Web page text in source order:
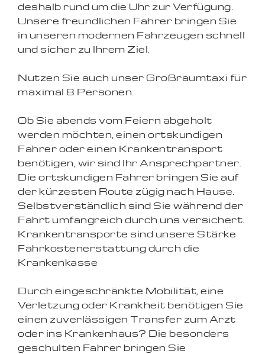
deshalb rund um die Uhr zur Verfügung.
Unsere freundlichen Fahrer bringen Sie
in unseren modernen Fahrzeugen schnell
und sicher zu Ihrem Ziel.
Nutzen Sie auch unser Großraumtaxi für
maximal 8 Personen.
Ob Sie abends vom Feiern abgeholt
werden möchten, einen ortskundigen
Fahrer oder einen Krankentransport
benötigen, wir sind Ihr Ansprechpartner.
Die ortskundigen Fahrer bringen Sie auf
der kürzesten Route zügig nach Hause.
Selbstverständlich sind Sie während der
Fahrt umfangreich durch uns versichert.
Krankentransporte sind unsere Stärke 
Fahrkostenerstattung durch die
Krankenkasse
Durch eingeschränkte Mobilität, eine
Verletzung oder Krankheit benötigen Sie
einen zuverlässigen Transfer zum Arzt
oder ins Krankenhaus? Die besonders
geschulten Fahrer bringen Sie